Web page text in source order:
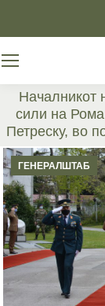
Началникот
сили на
Петреску, во
ГЕНЕРАЛШТАБ